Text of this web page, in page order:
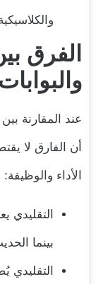
الفرق
عند المقارنة
أن الفارق لا
الأداء والوظيفة:
التقليدي
بينما
التقليدي